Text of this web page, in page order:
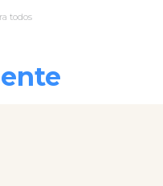
todos